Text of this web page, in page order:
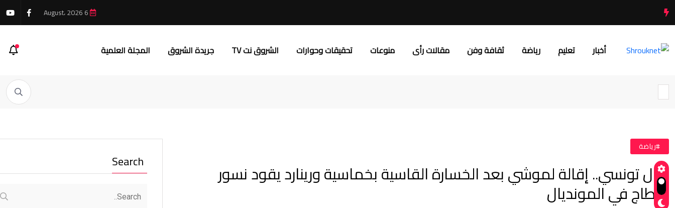
أخبار تعليم رياضة ثقافة وفن مقالات رأى منوعات تحقيقات وحوارات الشروق نت TV جريدة الشروق المجلة العلمية
#رياضة
زلزال تونسي.. إقالة لموشي بعد الخسارة القاسية بخماسية ورينارد يقود نسور
قرطاج في المونديال
Search